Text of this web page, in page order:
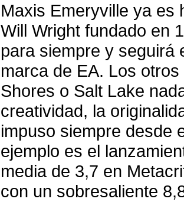
Maxis Emeryville ya es
Will Wright fundado en
para siempre y seguirá
marca de EA. Los
Shores o Salt Lake
creatividad, la
impuso siempre desde
ejemplo es el
media de 3,7 en
con un sobresaliente